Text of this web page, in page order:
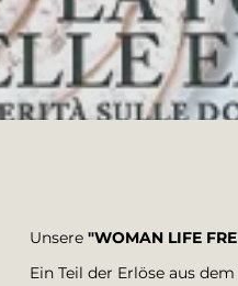
Unsere "WOMAN LIFE
Ein Teil der Erlöse aus